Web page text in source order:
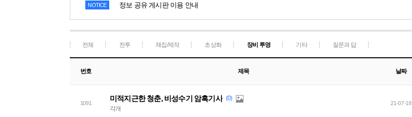
NOTICE 정보 공유 게시판 이용 안내
전체 전투 채집/제작 초상화 장비 투영 기타 질문과 답
번호 제목 날짜
1091
미적지근한 청춘, 비성수기 암흑기사 (0)
각개
21-07-18